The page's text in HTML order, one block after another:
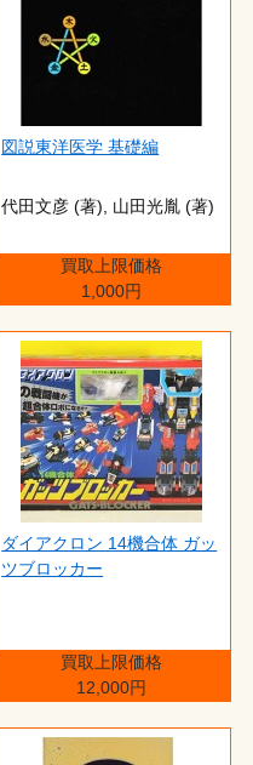
図説東洋医学 基礎編
代田文彦 (著),‎ 山田光胤 (著)
買取上限価格
1,000円
ダイアクロン 14機合体 ガッ
ツブロッカー
買取上限価格
12,000円